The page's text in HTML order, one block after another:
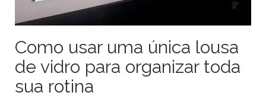
Como usar uma única lousa
de vidro para organizar toda
sua rotina